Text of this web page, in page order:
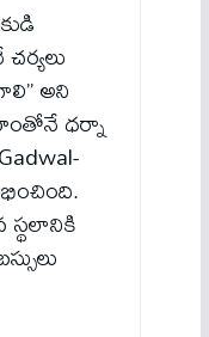
అని
ధర్నా